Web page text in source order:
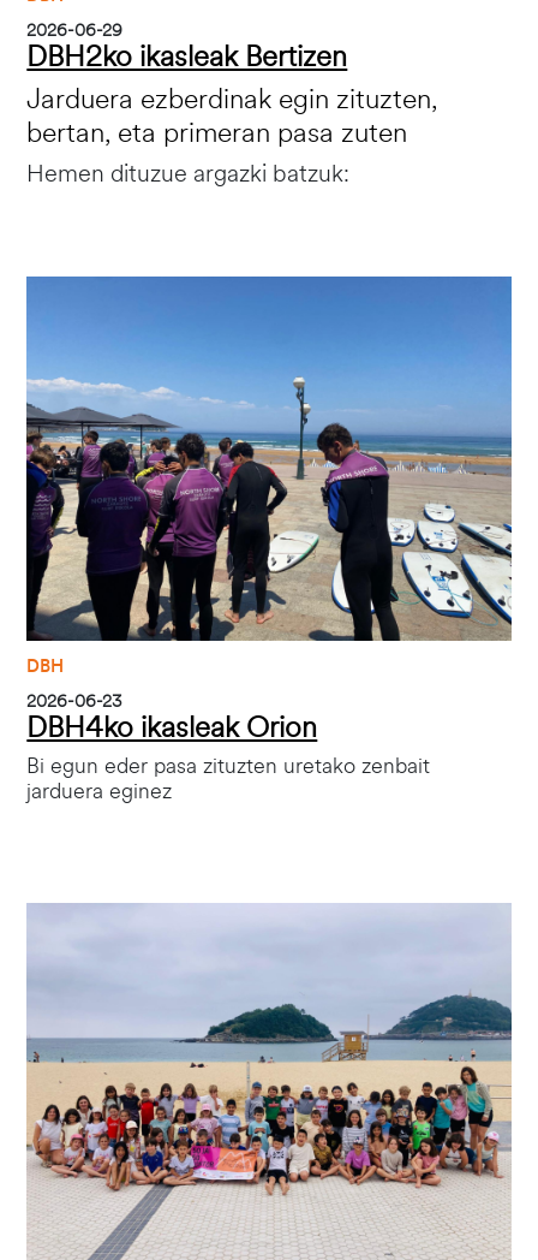
2026-06-29
DBH2ko ikasleak Bertizen
Jarduera ezberdinak egin zituzten,
bertan, eta primeran pasa zuten
Hemen dituzue argazki batzuk:
DBH
2026-06-23
DBH4ko ikasleak Orion
Bi egun eder pasa zituzten uretako zenbait
jarduera eginez